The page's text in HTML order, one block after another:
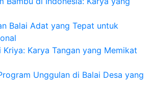
Balai Adat yang Tepat untuk
Kriya: Karya Tangan yang Memikat
Unggulan di Balai Desa yang